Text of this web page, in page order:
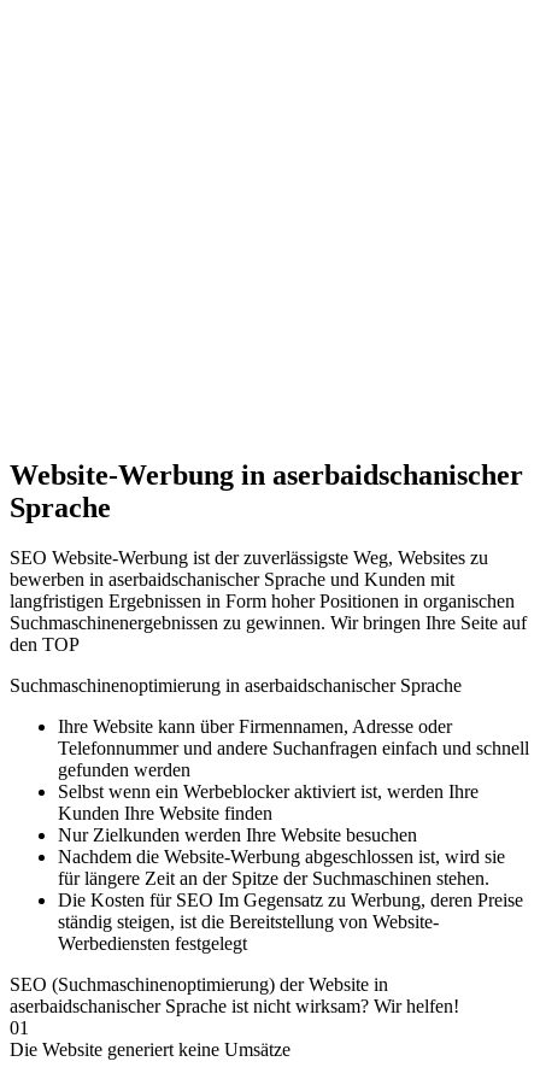
Website-Werbung in aserbaidschanischer
Sprache
SEO Website-Werbung ist der zuverlässigste Weg, Websites zu
bewerben in aserbaidschanischer Sprache und Kunden mit
langfristigen Ergebnissen in Form hoher Positionen in organischen
Suchmaschinenergebnissen zu gewinnen. Wir bringen Ihre Seite auf
den TOP
Suchmaschinenoptimierung in aserbaidschanischer Sprache
Ihre Website kann über Firmennamen, Adresse oder
Telefonnummer und andere Suchanfragen einfach und schnell
gefunden werden
Selbst wenn ein Werbeblocker aktiviert ist, werden Ihre
Kunden Ihre Website finden
Nur Zielkunden werden Ihre Website besuchen
Nachdem die Website-Werbung abgeschlossen ist, wird sie
für längere Zeit an der Spitze der Suchmaschinen stehen.
Die Kosten für SEO Im Gegensatz zu Werbung, deren Preise
ständig steigen, ist die Bereitstellung von Website-
Werbediensten festgelegt
SEO (Suchmaschinenoptimierung) der Website in
aserbaidschanischer Sprache ist nicht wirksam? Wir helfen!
01
Die Website generiert keine Umsätze